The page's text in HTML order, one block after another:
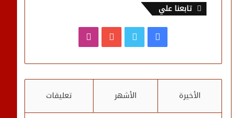
تابعنا علي
فيسبوك يوتيوب
الأخيرة الأشهر تعليقات